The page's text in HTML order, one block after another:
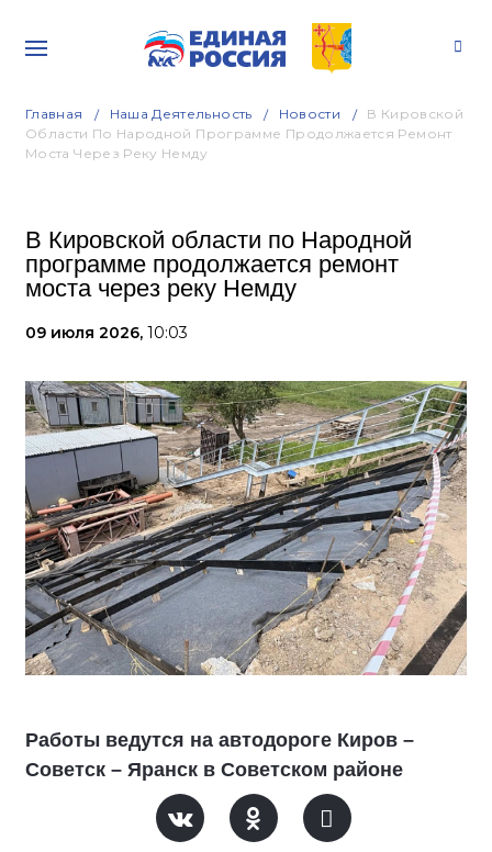
Главная Наша Деятельность Новости
В Кировской
Области По Народной Программе Продолжается Ремонт
Моста Через Реку Немду
В Кировской области по Народной
программе продолжается ремонт
моста через реку Немду
09 июля 2026, 10:03
Работы ведутся на автодороге Киров –
Советск – Яранск в Советском районе